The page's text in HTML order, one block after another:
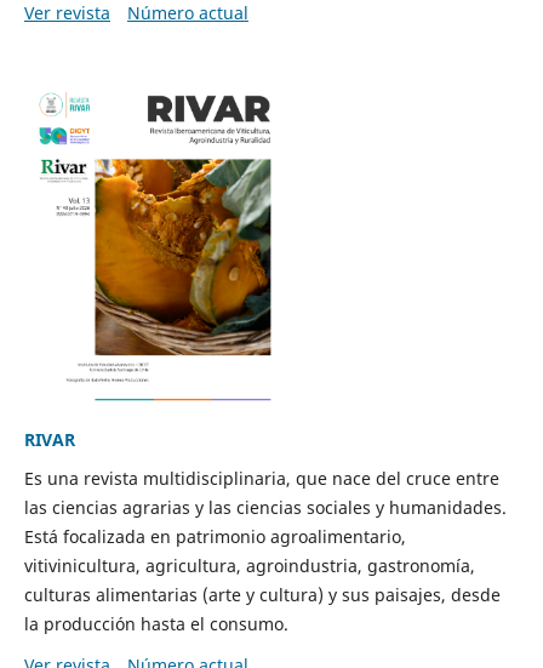
Ver revista
Número actual
RIVAR
Es una revista multidisciplinaria, que nace del cruce entre
las ciencias agrarias y las ciencias sociales y humanidades.
Está focalizada en patrimonio agroalimentario,
vitivinicultura, agricultura, agroindustria, gastronomía,
culturas alimentarias (arte y cultura) y sus paisajes, desde
la producción hasta el consumo.